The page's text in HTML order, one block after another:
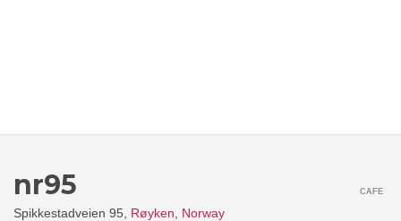
nr95
Spikkestadveien 95, Røyken Norway
CAFE